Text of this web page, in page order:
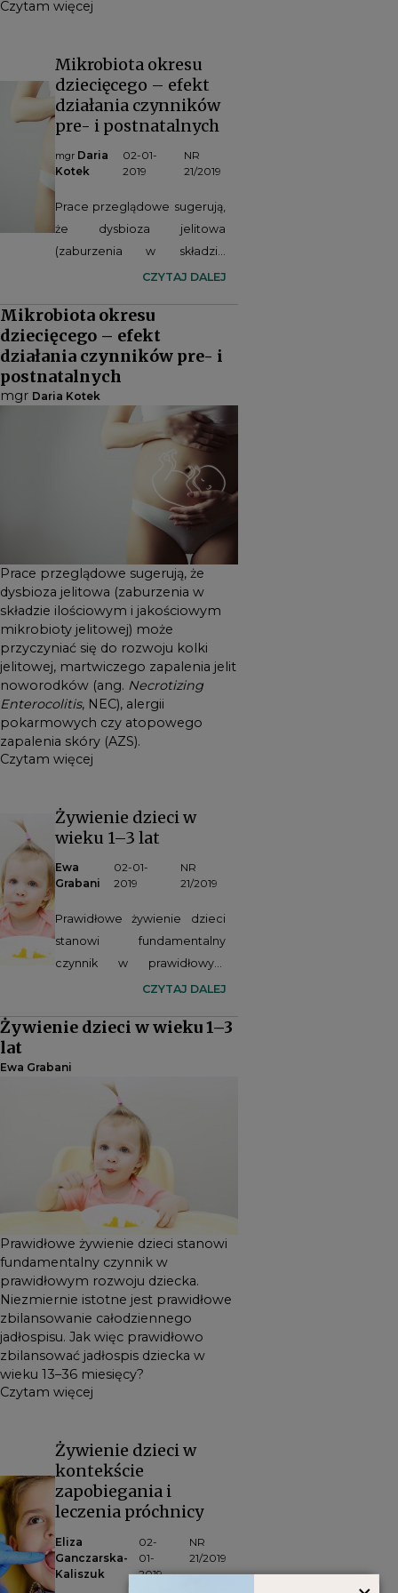
Czytam więcej
Mikrobiota okresu
dziecięcego – efekt
działania czynników
pre- i postnatalnych
mgr Daria
Kotek
02-01-
2019
NR
21/2019
Prace przeglądowe sugerują,
że dysbioza jelitowa
(zaburzenia w składzie
ilościowym i jakościowym
przyczyniać się do rozwoju
kolki jelitowej, martwiczego
zapalenia jelit noworodków
(ang.Necrotizing Enterocolitis
NEC), alergii pokarmowych
czy atopowego zapalenia
skóry (AZS).
CZYTAJ DALEJ
Mikrobiota okresu
dziecięcego – efekt
działania czynników pre- i
postnatalnych
mgr Daria Kotek
Prace przeglądowe sugerują, że
dysbioza jelitowa (zaburzenia w
składzie ilościowym i jakościowym
mikrobioty jelitowej) może
przyczyniać się do rozwoju kolki
jelitowej, martwiczego zapalenia jelit
noworodków (ang. Necrotizing
Enterocolitis, NEC), alergii
pokarmowych czy atopowego
zapalenia skóry (AZS).
Czytam więcej
Żywienie dzieci w
wieku 1–3 lat
Ewa
Grabani
02-01-
2019
NR
21/2019
Prawidłowe żywienie dzieci
stanowi fundamentalny
czynnik w prawidłowym
rozwoju dziecka. Niezmiernie
zbilansowanie
Jak więc prawidłowo
zbilansować jadłospis dziecka
w wieku 13–36 miesięcy?
CZYTAJ DALEJ
Żywienie dzieci w wieku 1–3
lat
Ewa Grabani
Prawidłowe żywienie dzieci stanowi
fundamentalny czynnik w
prawidłowym rozwoju dziecka.
Niezmiernie istotne jest prawidłowe
zbilansowanie całodziennego
jadłospisu. Jak więc prawidłowo
zbilansować jadłospis dziecka w
wieku 13–36 miesięcy?
Czytam więcej
Żywienie dzieci w
kontekście
zapobiegania i
leczenia próchnicy
Eliza
Ganczarska-
Kaliszuk
02-
01-
2019
NR
21/2019